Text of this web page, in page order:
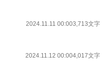
2024.11.11 00:003,713文字
2024.11.12 00:004,017文字